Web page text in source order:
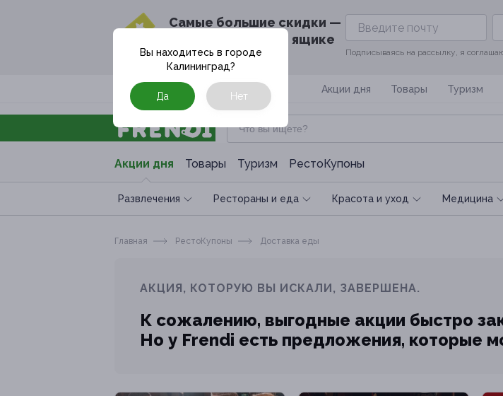
Cамые большие скидки —
в твоём почтовом ящике
Подписываясь на рассылку, я
Москва Акции дня Товары Туризм
Акции дня Товары Туризм РестоКупоны
Развлечения Рестораны и еда Красота и уход Медицина
Вы находитесь в городе
Калининград?
Да Нет
Главная РестоКупоны Доставка еды
АКЦИЯ, КОТОРУЮ ВЫ ИСКАЛИ, ЗАВЕРШЕНА.
К сожалению, выгодные акции быстро
Но у Frendi есть предложения, которые